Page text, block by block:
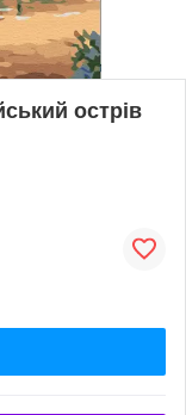
острів